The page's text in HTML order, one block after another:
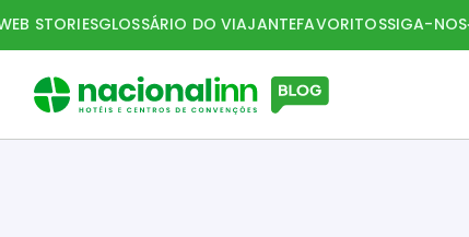
STORIESGLOSSÁRIO DO VIAJANTEFAVORITOSSIGA-NOS